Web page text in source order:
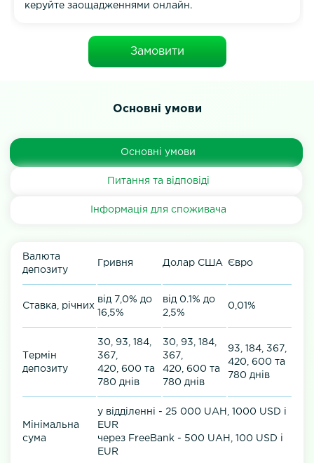
керуйте заощадженнями онлайн.
Замовити
Основні умови
Основні умови
Питання та відповіді
Інформація для споживача
Валюта
депозиту
Гривня Долар США Євро
Cтавка, річних
від 7,0% до
16,5%
від 0.1% до
2,5%
0,01%
Термін
депозиту
30, 93, 184,
367,
420, 600 та
780 днів
30, 93, 184,
367,
420, 600 та
780 днів
93, 184, 367,
420, 600 та
780 днів
Мінімальна
сума
у відділенні - 25 000 UAH, 1000 USD і
EUR
через FreeBank - 500 UAH, 100 USD і
EUR